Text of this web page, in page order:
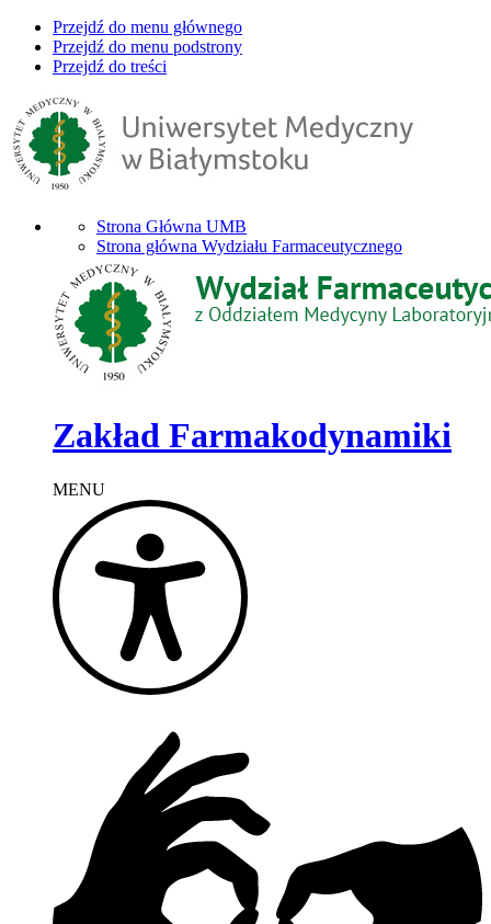
Przejdź do menu głównego
Przejdź do menu podstrony
Przejdź do treści
Strona Główna UMB
Strona główna Wydziału Farmaceutycznego
Zakład Farmakodynamiki
MENU